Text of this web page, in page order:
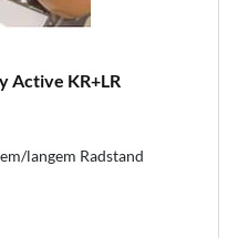
Active KR+LR
langem Radstand